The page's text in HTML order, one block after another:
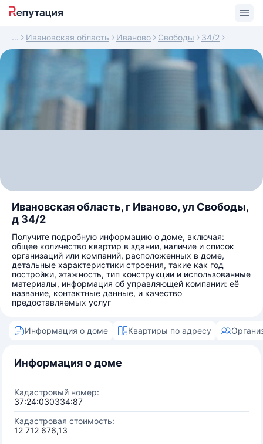
Ивановская область Иваново Свободы 34/2
Ивановская область, г Иваново, ул Свободы,
д 34/2
Получите подробную информацию о доме, включая:
общее количество квартир в здании, наличие и список
организаций или компаний, расположенных в доме,
детальные характеристики строения, такие как год
постройки, этажность, тип конструкции и использованные
материалы, информация об управляющей компании: её
название, контактные данные, и качество
предоставляемых услуг
Информация о доме Квартиры по адресу
Информация о доме
Кадастровый номер:
37:24:030334:87
Кадастровая стоимость:
12 712 676,13